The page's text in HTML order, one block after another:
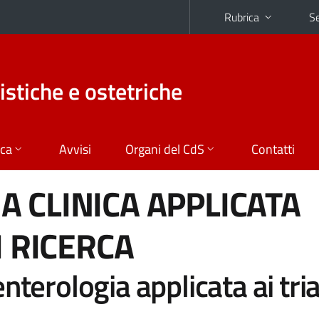
Rubrica
e ostetriche
Avvisi Organi del CdS Contatti
CLINICA APPLICATA
applicata ai